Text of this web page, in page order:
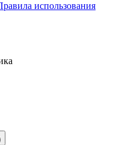
использования